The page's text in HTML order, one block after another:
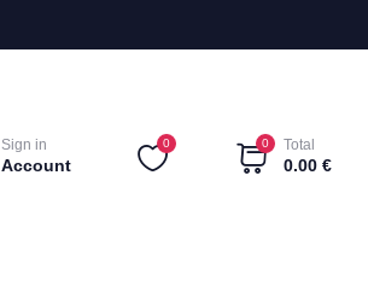
Sign in
Account
0 0 Total
0.00 €